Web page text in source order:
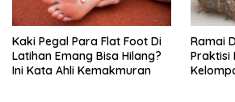
Kaki Pegal Para Flat Foot Di
Latihan Emang Bisa Hilang?
Ini Kata Ahli Kemakmuran
Ramai
Praktisi